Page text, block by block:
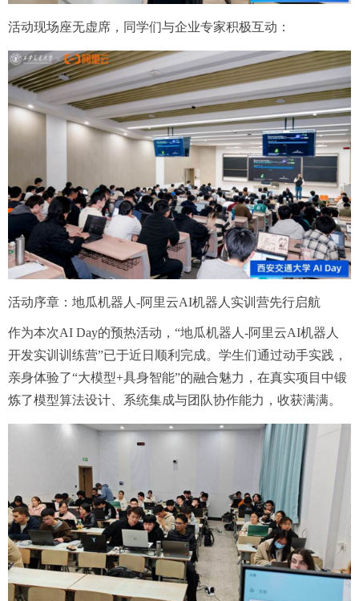
活动现场座无虚席，同学们与企业专家积极互动：
活动序章：地瓜机器人-阿里云AI机器人实训营先行启航
作为本次AI Day的预热活动，“地瓜机器人-阿里云AI机器人
开发实训训练营”已于近日顺利完成。学生们通过动手实践，
亲身体验了“大模型+具身智能”的融合魅力，在真实项目中锻
炼了模型算法设计、系统集成与团队协作能力，收获满满。